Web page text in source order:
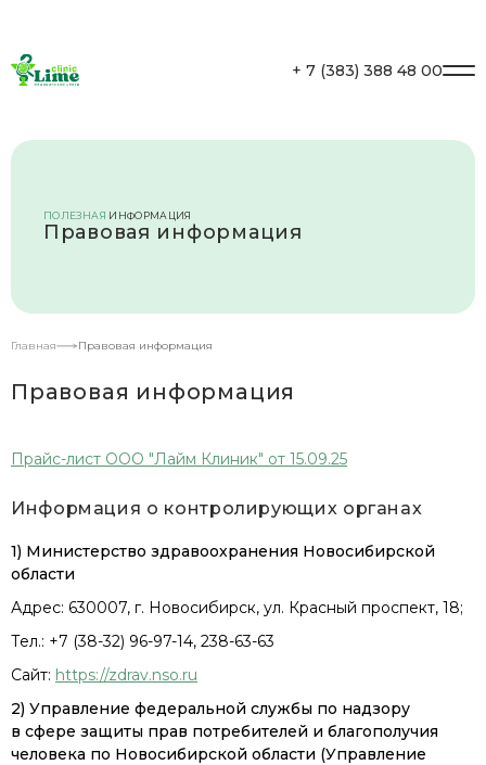
+ 7 (383) 388 48 00
ПОЛЕЗНАЯ ИНФОРМАЦИЯ
Правовая информация
Главная Правовая информация
Правовая информация
Прайс-лист ООО "Лайм Клиник" от 15.09.25
Информация о контролирующих органах
1) Министерство здравоохранения Новосибирской
области
Адрес: 630007, г. Новосибирск, ул. Красный проспект, 18;
Тел.: +7 (38-32) 96-97-14, 238-63-63
Сайт: https://zdrav.nso.ru
2) Управление федеральной службы по надзору
в сфере защиты прав потребителей и благополучия
человека по Новосибирской области (Управление